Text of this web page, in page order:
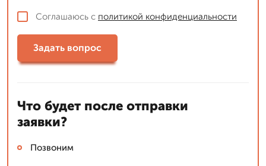
Соглашаюсь с политикой конфиденциальности
Задать вопрос
Что будет после отправки
заявки?
Позвоним